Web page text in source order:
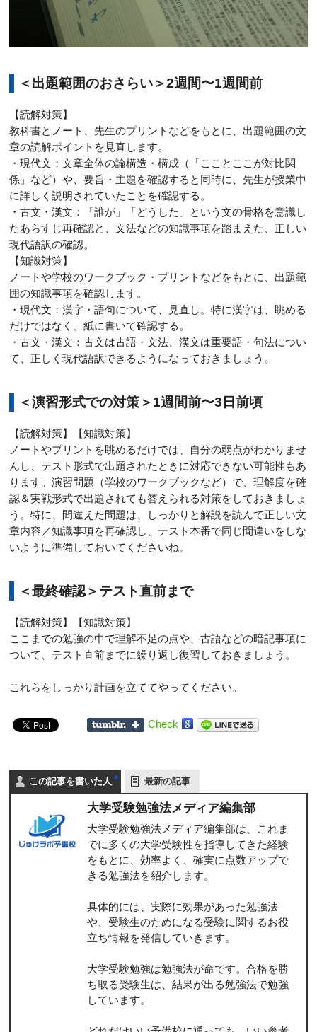
＜出題範囲のおさらい＞2週間〜1週間前
【読解対策】
教科書とノート、先生のプリントなどをもとに、出題範囲の文
章の読解ポイントを見直します。
・現代文：文章全体の論構造・構成（「こことここが対比関
係」など）や、要旨・主題を確認すると同時に、先生が授業中
に詳しく説明されていたことを確認する。
・古文・漢文：「誰が」「どうした」という文の骨格を意識し
たあらすじ再確認と、文法などの知識事項を踏まえた、正しい
現代語訳の確認。
【知識対策】
ノートや学校のワークブック・プリントなどをもとに、出題範
囲の知識事項を確認します。
・現代文：漢字・語句について、見直し。特に漢字は、眺める
だけではなく、紙に書いて確認する。
・古文・漢文：古文は古語・文法、漢文は重要語・句法につい
て、正しく現代語訳できるようになっておきましょう。
＜演習形式での対策＞1週間前〜3日前頃
【読解対策】【知識対策】
ノートやプリントを眺めるだけでは、自分の弱点がわかりませ
んし、テスト形式で出題されたときに対応できない可能性もあ
ります。演習問題（学校のワークブックなど）で、理解度を確
認＆実戦形式で出題されても答えられる対策をしておきましょ
う。特に、間違えた問題は、しっかりと解説を読んで正しい文
章内容／知識事項を再確認し、テスト本番で同じ間違いをしな
いように準備しておいてくださいね。
＜最終確認＞テスト直前まで
【読解対策】【知識対策】
ここまでの勉強の中で理解不足の点や、古語などの暗記事項に
ついて、テスト直前までに繰り返し復習しておきましょう。
これらをしっかり計画を立ててやってください。
Check
この記事を書いた人 最新の記事
大学受験勉強法メディア編集部
大学受験勉強法メディア編集部は、これま
でに多くの大学受験性を指導してきた経験
をもとに、効率よく、確実に点数アップで
きる勉強法を紹介します。
具体的には、実際に効果があった勉強法
や、受験生のためになる受験に関するお役
立ち情報を発信していきます。
大学受験勉強は勉強法が命です。合格を勝
ち取る受験生は、結果が出る勉強法で勉強
しています。